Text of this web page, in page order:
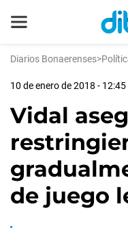
Diarios Bonaerenses>
10 de enero de 2018 - 12:45
Vidal
de juego